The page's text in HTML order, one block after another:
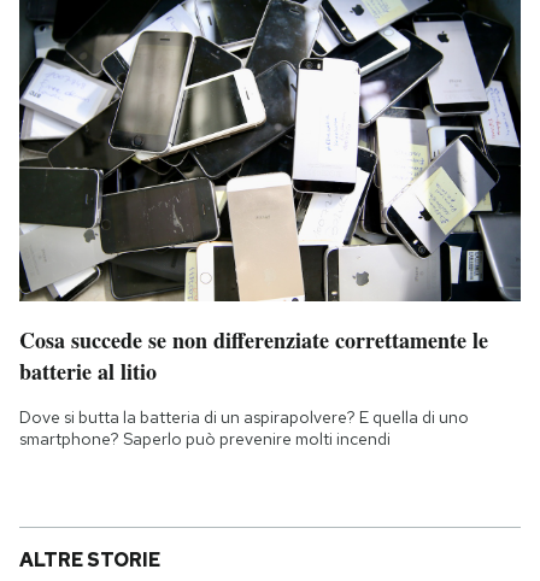
Cosa succede se non differenziate correttamente le
batterie al litio
Dove si butta la batteria di un aspirapolvere? E quella di uno
smartphone? Saperlo può prevenire molti incendi
ALTRE STORIE